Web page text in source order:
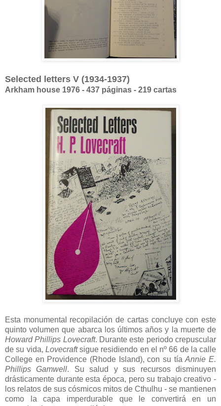
Selected letters V (1934-1937)
Arkham house 1976 - 437 páginas - 219 cartas
Esta monumental recopilación de cartas concluye con este
quinto volumen que abarca los últimos años y la muerte de
Howard Phillips Lovecraft. Durante este periodo crepuscular
de su vida, Lovecraftsigue residiendo en el nº 66 de la calle
College en Providence (Rhode Island), con su tíaAnnie E.
Phillips Gamwell. Su salud y sus recursos disminuyen
drásticamente durante esta época, pero su trabajo creativo -
los relatos de sus cósmicos mitos de Cthulhu - se mantienen
como la capa imperdurable que le convertirá en un